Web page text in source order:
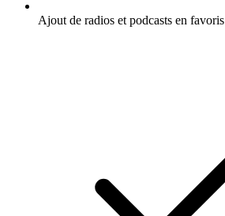
Ajout de radios et podcasts en favoris